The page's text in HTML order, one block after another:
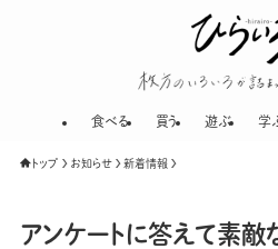
食べる 買う 遊ぶ 学
トップ お知らせ 新着情報
アンケートに答えて素敵